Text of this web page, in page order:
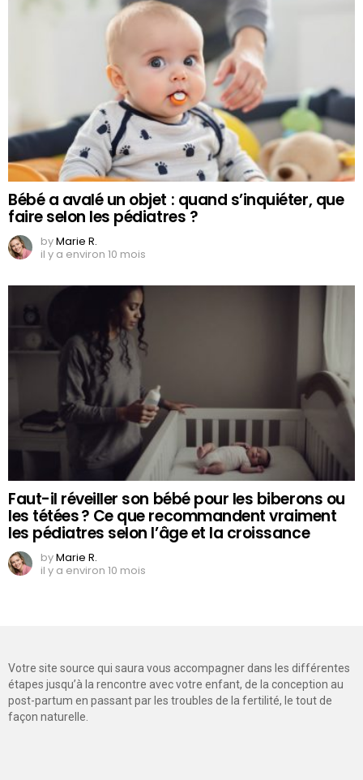
Bébé a avalé un objet : quand s’inquiéter, que
faire selon les pédiatres ?
byMarie R.
il y a environ 10 mois
Faut-il réveiller son bébé pour les biberons ou
les tétées ? Ce que recommandent vraiment
les pédiatres selon l’âge et la croissance
byMarie R.
il y a environ 10 mois
Votre site source qui saura vous accompagner dans les différentes
étapes jusqu’à la rencontre avec votre enfant, de la conception au
post-partum en passant par les troubles de la fertilité, le tout de
façon naturelle.